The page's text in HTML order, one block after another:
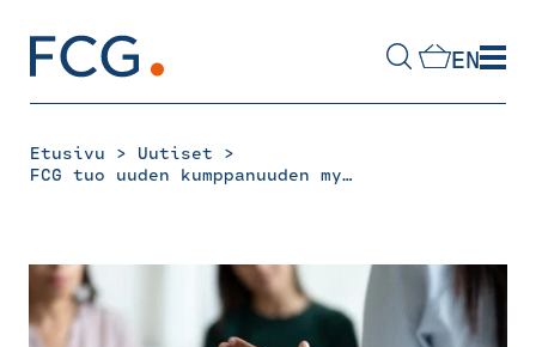
content
EN
Etusivu > Uutiset >
FCG tuo uuden kumppanuuden myötä julkisen sektorin rekrytointeihin mahdollisuuden kustannustehokkaisiin soveltuvuustesteihin